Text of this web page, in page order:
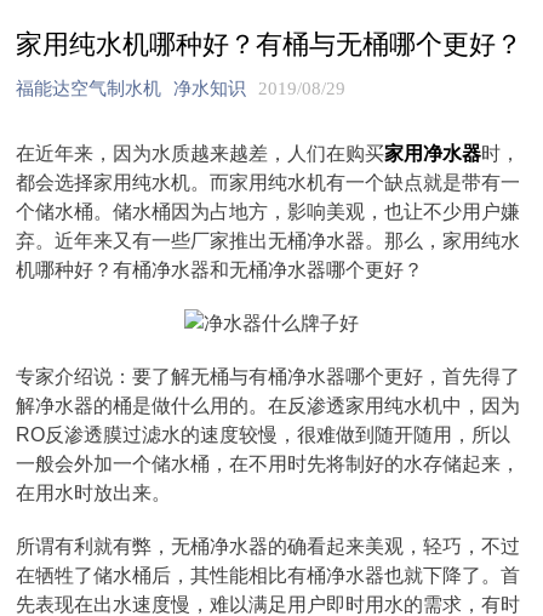
家用纯水机哪种好？有桶与无桶哪个更好？
福能达空气制水机 净水知识 2019/08/29
在近年来，因为水质越来越差，人们在购买家用净水器时，
都会选择家用纯水机。而家用纯水机有一个缺点就是带有一
个储水桶。储水桶因为占地方，影响美观，也让不少用户嫌
弃。近年来又有一些厂家推出无桶净水器。那么，家用纯水
机哪种好？有桶净水器和无桶净水器哪个更好？
专家介绍说：要了解无桶与有桶净水器哪个更好，首先得了
解净水器的桶是做什么用的。在反渗透家用纯水机中，因为
RO反渗透膜过滤水的速度较慢，很难做到随开随用，所以
一般会外加一个储水桶，在不用时先将制好的水存储起来，
在用水时放出来。
所谓有利就有弊，无桶净水器的确看起来美观，轻巧，不过
在牺牲了储水桶后，其性能相比有桶净水器也就下降了。首
先表现在出水速度慢，难以满足用户即时用水的需求，有时